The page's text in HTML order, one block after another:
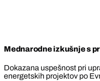
Mednarodne izkušnje s
Dokazana uspešnost pri
energetskih projektov po